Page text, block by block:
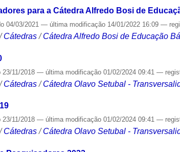
para a Cátedra Alfredo Bosi de
04/03/2021— última modificação 14/01/2022 16:09—
/Cátedras/Cátedra Alfredo Bosi de Educação
23/11/2018— última modificação 01/02/2024 09:41—
/Cátedras/Cátedra Olavo Setubal -
23/11/2018— última modificação 01/02/2024 09:41—
/Cátedras/Cátedra Olavo Setubal -